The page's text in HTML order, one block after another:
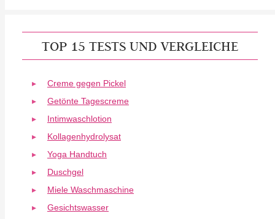
TOP 15 TESTS UND VERGLEICHE
Creme gegen Pickel
Getönte Tagescreme
Intimwaschlotion
Kollagenhydrolysat
Yoga Handtuch
Duschgel
Miele Waschmaschine
Gesichtswasser